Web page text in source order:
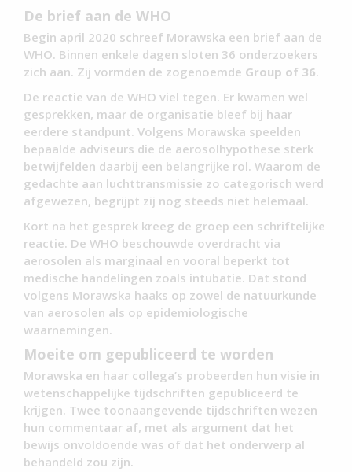
De brief aan de WHO
Begin april 2020 schreef Morawska een brief aan de
WHO. Binnen enkele dagen sloten 36 onderzoekers
zich aan. Zij vormden de zogenoemde Group of 36.
De reactie van de WHO viel tegen. Er kwamen wel
gesprekken, maar de organisatie bleef bij haar
eerdere standpunt. Volgens Morawska speelden
bepaalde adviseurs die de aerosolhypothese sterk
betwijfelden daarbij een belangrijke rol. Waarom de
gedachte aan luchttransmissie zo categorisch werd
afgewezen, begrijpt zij nog steeds niet helemaal.
Kort na het gesprek kreeg de groep een schriftelijke
reactie. De WHO beschouwde overdracht via
aerosolen als marginaal en vooral beperkt tot
medische handelingen zoals intubatie. Dat stond
volgens Morawska haaks op zowel de natuurkunde
van aerosolen als op epidemiologische
waarnemingen.
Moeite om gepubliceerd te worden
Morawska en haar collega’s probeerden hun visie in
wetenschappelijke tijdschriften gepubliceerd te
krijgen. Twee toonaangevende tijdschriften wezen
hun commentaar af, met als argument dat het
bewijs onvoldoende was of dat het onderwerp al
behandeld zou zijn.